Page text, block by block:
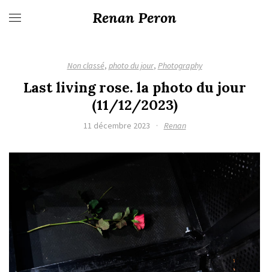
Renan Peron
Non classé, photo du jour, Photography
Last living rose. la photo du jour
(11/12/2023)
11 décembre 2023 · Renan